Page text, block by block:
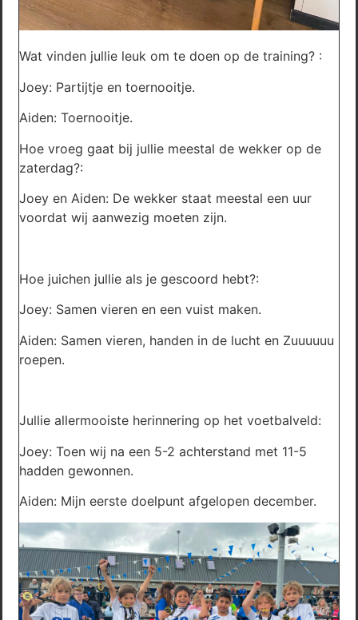
Wat vinden jullie leuk om te doen op de training? :
Joey: Partijtje en toernooitje.
Aiden: Toernooitje.
Hoe vroeg gaat bij jullie meestal de wekker op de
zaterdag?:
Joey en Aiden: De wekker staat meestal een uur
voordat wij aanwezig moeten zijn.
Hoe juichen jullie als je gescoord hebt?:
Joey: Samen vieren en een vuist maken.
Aiden: Samen vieren, handen in de lucht en Zuuuuuu
roepen.
Jullie allermooiste herinnering op het voetbalveld:
Joey: Toen wij na een 5-2 achterstand met 11-5
hadden gewonnen.
Aiden: Mijn eerste doelpunt afgelopen december.